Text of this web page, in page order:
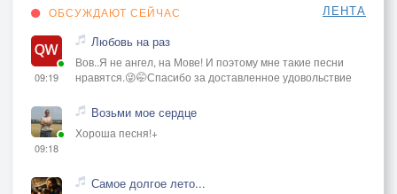
ОБСУЖДАЮТ СЕЙЧАС ЛЕНТА
09:19
Любовь на раз
Вов..Я не ангел, на Мове! И поэтому мне такие песни
нравятся.😜🤭Спасибо за доставленное удовольствие
09:18
Возьми мое сердце
Хороша песня!+
Самое долгое лето...